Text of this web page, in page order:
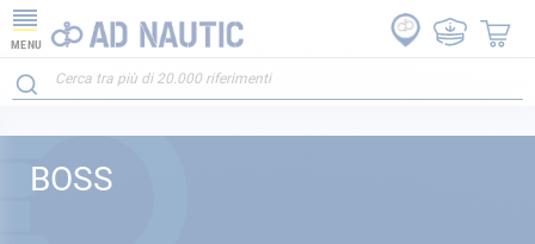
MENU
BOSS